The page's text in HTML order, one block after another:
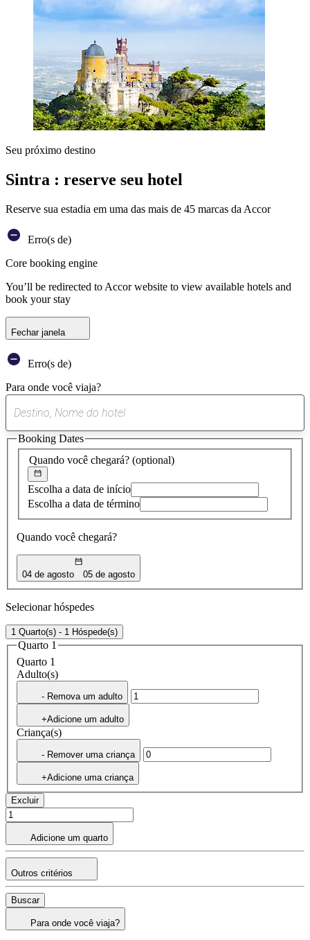
Seu próximo destino
Sintra : reserve seu hotel
Reserve sua estadia em uma das mais de 45 marcas da Accor
Erro(s de)
Core booking engine
You’ll be redirected to Accor website to view available hotels and
book your stay
Fechar janela
Erro(s de)
Para onde você viaja?
sugestão
encontrada
Quando você chegará? (optional)
Escolha a data de início
Escolha a data de término
Quando você chegará?
04 de agosto 05 de agosto
Booking Dates
Selecionar hóspedes
1 Quarto(s) - 1 Hóspede(s)
Quarto 1
Quarto 1
Adulto(s)
- Remova um adulto
+Adicione um adulto
Criança(s)
- Remover uma criança
+Adicione uma criança
Excluir
Adicione um quarto
Outros critérios
Buscar
Para onde você viaja?